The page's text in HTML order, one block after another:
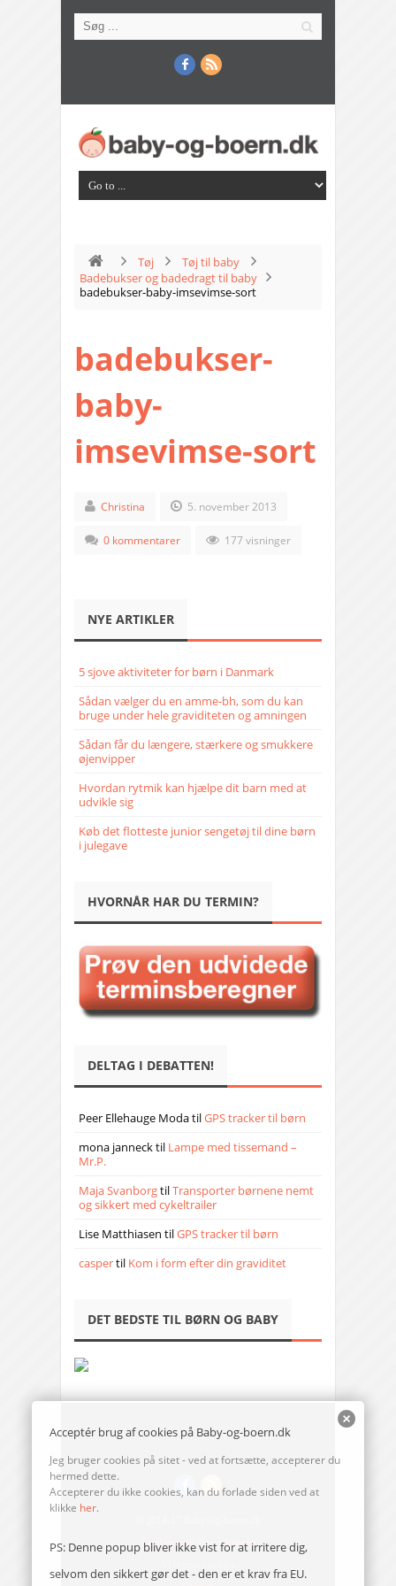
Tøj
Tøj til baby
Badebukser og badedragt til baby
badebukser-baby-imsevimse-sort
badebukser-
baby-
imsevimse-sort
Christina 5. november 2013
0 kommentarer 177 visninger
NYE ARTIKLER
5 sjove aktiviteter for børn i Danmark
Sådan vælger du en amme-bh, som du kan
bruge under hele graviditeten og amningen
Sådan får du længere, stærkere og smukkere
øjenvipper
Hvordan rytmik kan hjælpe dit barn med at
udvikle sig
Køb det flotteste junior sengetøj til dine børn
i julegave
HVORNÅR HAR DU TERMIN?
DELTAG I DEBATTEN!
Peer Ellehauge ModatilGPS tracker til børn
mona jannecktil Lampe med tissemand –
Mr.P.
Maja SvanborgtilTransporter børnene nemt
og sikkert med cykeltrailer
Lise Matthiasen tilGPS tracker til børn
caspertil Kom i form efter din graviditet
DET BEDSTE TIL BØRN OG BABY
Send en mail til redaktionen
Acceptér brug af cookies på Baby-og-boern.dk
Jeg bruger cookies på sitet - ved at fortsætte, accepterer du
hermed dette.
Accepterer du ikke cookies, kan du forlade siden ved at
klikke her.
PS: Denne popup bliver ikke vist for at irritere dig,
selvom den sikkert gør det - den er et krav fra EU.